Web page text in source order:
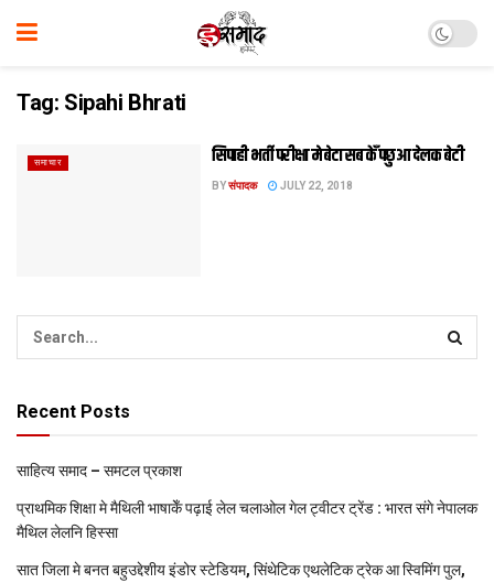
Tag: Sipahi Bhrati
समाचार सिपाही भर्ती परीक्षा मे बेटा सब केँ पछुआ देलक बेटी
BYसंपादक JULY 22, 2018
Recent Posts
साहित्य समाद – समटल प्रकाश
प्राथमिक शि‍क्षा मे मैथि‍ली भाषाकेँ पढ़ाई लेल चलाओल गेल ट्वीटर ट्रेंड : भारत संगे नेपालक
मैथिल लेलनि हिस्सा
सात जिला मे बनत बहुउद्देशीय इंडोर स्‍टेडि‍यम, सिंथेटिक एथलेटिक ट्रेक आ स्विमिंग पुल,